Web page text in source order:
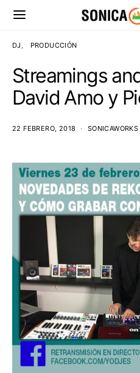
DJ PRODUCCIÓN
Streamings
David Amo y
22 FEBRERO, 2018 SONICAWORKS